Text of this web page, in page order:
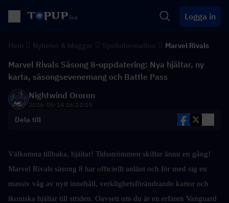
Logga in
Marvel Rivals
Marvel Rivals Säsong 8-uppdatering: Nya hjältar, ny
karta, säsongsevenemang och Battle Pass
Nightwind Ororon
2026-05-14 16:22:05
Dela till
Välkomna tillbaka, hjältar! Tidsströmmen skiftar ännu en gång!
Marvel Rivals säsong 8 har officiellt anlänt och för med sig en
massiv våg av nytt innehåll, verklighetsförändrande kartor och
ikoniska hjältar till striden. Oavsett om du är en erfaren Vanguard